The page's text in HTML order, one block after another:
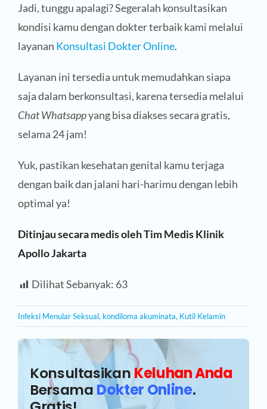
Jadi, tunggu apalagi? Segeralah konsultasikan
kondisi kamu dengan dokter terbaik kami melalui
layanan Konsultasi Dokter Online.
Layanan ini tersedia untuk memudahkan siapa
saja dalam berkonsultasi, karena tersedia melalui
Chat Whatsappyang bisa diakses secara gratis,
selama 24 jam!
Yuk, pastikan kesehatan genital kamu terjaga
dengan baik dan jalani hari-harimu dengan lebih
optimal ya!
Ditinjau secara medis oleh Tim Medis Klinik
Apollo Jakarta
Dilihat Sebanyak: 63
Infeksi Menular Seksual, kondiloma akuminata, Kutil Kelamin
Konsultasikan Keluhan Anda
BersamaDokter Online.